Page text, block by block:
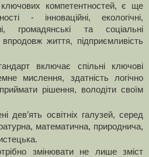
компетентностей, є ще
- інноваційні, екологічні,
громадянські та соціальні
впродовж життя, підприємливість
включає спільні ключові
мислення, здатність логічно
рішення, володіти своїм
дев’ять освітніх галузей, серед
математична, природнича,
змінювати не лише зміст